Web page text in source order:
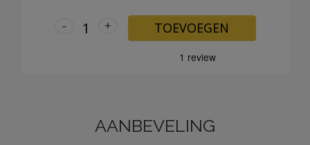
+
- TOEVOEGEN
AANBEVELING